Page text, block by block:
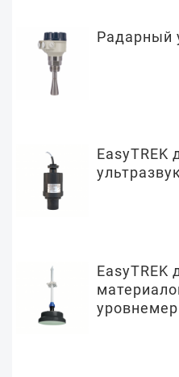
Радарный
EasyTREK
EasyTREK
уровнемер